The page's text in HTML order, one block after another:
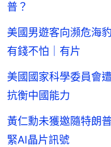
普？
美國男遊客向瀕危海
有錢不怕｜有片
美國國家科學委員會
抗衡中國能力
黃仁勳未獲邀隨特朗
緊AI晶片訊號